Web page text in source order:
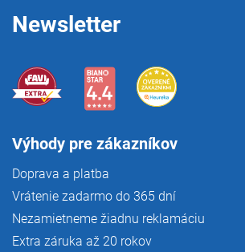
Newsletter
Výhody pre zákazníkov
Doprava a platba
Vrátenie zadarmo do 365 dní
Nezamietneme žiadnu reklamáciu
Extra záruka až 20 rokov